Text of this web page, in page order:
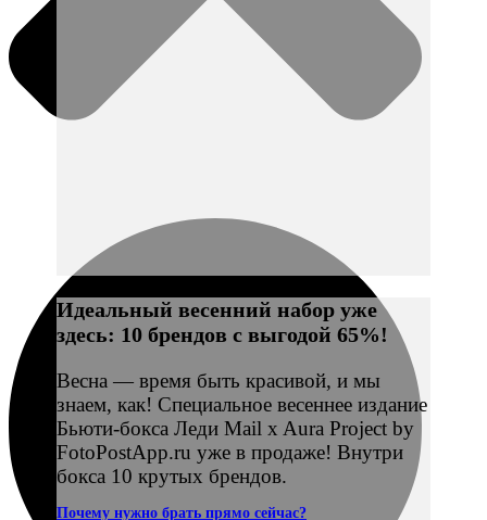
Идеальный весенний набор уже
здесь: 10 брендов с выгодой 65%!
Весна — время быть красивой, и мы
знаем, как! Специальное весеннее издание
Бьюти-бокса Леди Mail x Aura Project by
FotoPostApp.ru уже в продаже! Внутри
бокса 10 крутых брендов.
Почему нужно брать прямо сейчас?